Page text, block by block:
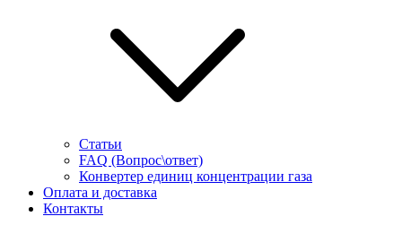
Статьи
FAQ (Вопрос\ответ)
Конвертер единиц концентрации газа
Оплата и доставка
Контакты